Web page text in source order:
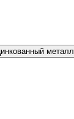
металл